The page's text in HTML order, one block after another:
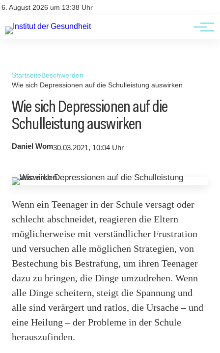
6. August 2026 um 13:38 Uhr
Kontakt
Kontakt
AGBs
StartseiteBeschwerden
Wie sich Depressionen auf die Schulleistung auswirken
Wie sich Depressionen auf die
Schulleistung auswirken
Daniel Wom30.03.2021, 10:04 Uhr
Wenn ein Teenager in der Schule versagt oder
schlecht abschneidet, reagieren die Eltern
möglicherweise mit verständlicher Frustration
und versuchen alle möglichen Strategien, von
Bestechung bis Bestrafung, um ihren Teenager
dazu zu bringen, die Dinge umzudrehen. Wenn
alle Dinge scheitern, steigt die Spannung und
alle sind verärgert und ratlos, die Ursache – und
eine Heilung – der Probleme in der Schule
herauszufinden.